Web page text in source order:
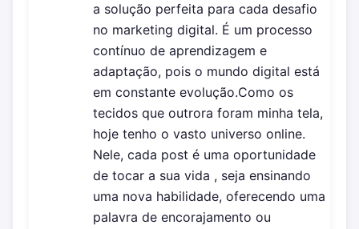
a solução perfeita para cada desafio
no marketing digital. É um processo
contínuo de aprendizagem e
adaptação, pois o mundo digital está
em constante evolução.Como os
tecidos que outrora foram minha tela,
hoje tenho o vasto universo online.
Nele, cada post é uma oportunidade
de tocar a sua vida , seja ensinando
uma nova habilidade, oferecendo uma
palavra de encorajamento ou